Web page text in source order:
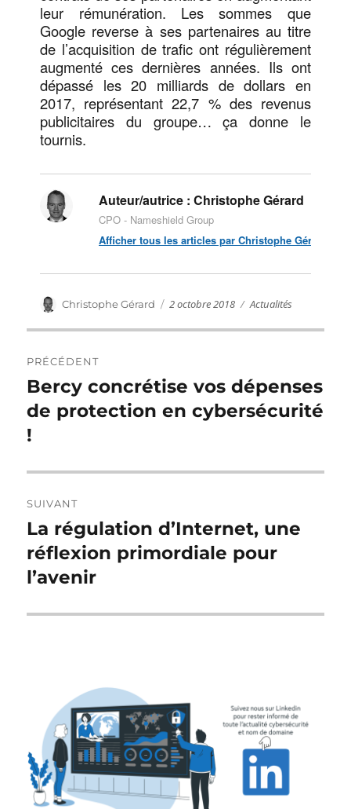
leur rémunération. Les sommes que
Google reverse à ses partenaires au titre
de l’acquisition de trafic ont régulièrement
augmenté ces dernières années. Ils ont
dépassé les 20 milliards de dollars en
2017, représentant 22,7 % des revenus
publicitaires du groupe… ça donne le
tournis.
Auteur/autrice : Christophe Gérard
CPO - Nameshield Group
Afficher tous les articles par Christophe Gérard
Auteur
Christophe Gérard Publié
le
2 octobre 2018 Catégories
Actualités
de
l’article
PRÉCÉDENT
Publication
précédente :
Bercy concrétise vos dépenses
de protection en cybersécurité
!
SUIVANT
Publication
suivante :
La régulation d’Internet, une
réflexion primordiale pour
l’avenir